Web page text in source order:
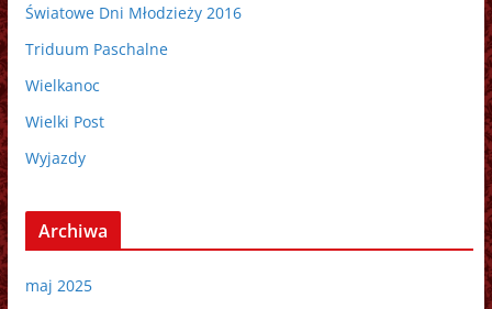
Światowe Dni Młodzieży 2016
Triduum Paschalne
Wielkanoc
Wielki Post
Wyjazdy
Archiwa
maj 2025